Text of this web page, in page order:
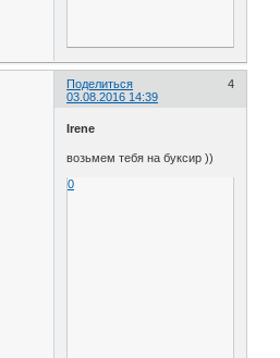
Поделиться
4
03.08.2016 14:39
Irene
возьмем тебя на буксир ))
0